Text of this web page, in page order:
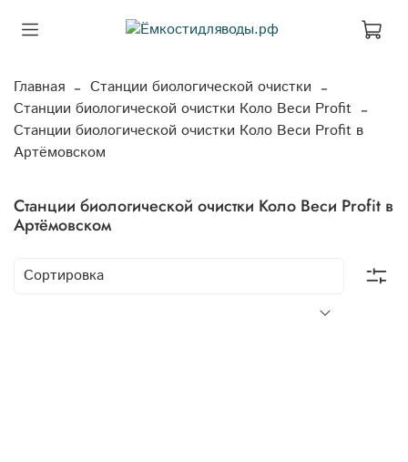
Главная
Станции биологической очистки
Станции биологической очистки Коло Веси Profit
Станции биологической очистки Коло Веси Profit в
Артёмовском
Станции биологической очистки Коло Веси Profit в
Артёмовском